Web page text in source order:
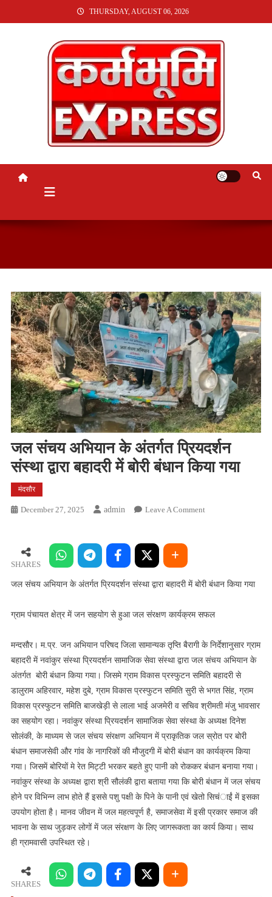
TO
THURSDAY, AUGUST 06, 2026
KARMABHUMI EXPRESS
जल संचय अभियान के अंतर्गत प्रियदर्शन
संस्था द्वारा बहादरी में बोरी बंधान किया गया
मंदसौर
December 27, 2025 Admin Leave A CommentOn
अंतर्गत
में
बोरी
बंधान
किया
गया
SHARES
जल संचय अभियान के अंतर्गत प्रियदर्शन संस्था द्वारा बहादरी में बोरी बंधान किया गया
ग्राम पंचायत क्षेत्र में जन सहयोग से हुआ जल संरक्षण कार्यक्रम सफल
मन्दसौर। म.प्र. जन अभियान परिषद जिला सामान्यक तृप्ति बैरागी के निर्देशानुसार ग्राम
बहादरी में नवांकुर संस्था प्रियदर्शन सामाजिक सेवा संस्था द्वारा जल संचय अभियान के
अंतर्गत बोरी बंधान किया गया। जिसमे ग्राम विकास प्रस्फुटन समिति बहादरी से
डालुराम अहिरवार, महेश दुबे, ग्राम विकास प्रस्फुटन समिति सुरी से भगत सिंह, ग्राम
विकास प्रस्फुटन समिति बाजखेड़ी से लाला भाई अजमेरी व सचिव श्रीमती मंजु भावसार
का सहयोग रहा। नवांकुर संस्था प्रियदर्शन सामाजिक सेवा संस्था के अध्यक्ष दिनेश
सोलंकी, के माध्यम से जल संचय संरक्षण अभियान में प्राकृतिक जल स्रोत पर बोरी
बंधान समाजसेवी और गांव के नागरिकों की मौजुदगी में बोरी बंधान का कार्यक्रम किया
गया। जिसमें बोरियों मे रेत मिट्टी भरकर बहते हुए पानी को रोककर बंधान बनाया गया।
नवांकुर संस्था के अध्यक्ष द्वारा श्री सौलंकी द्वारा बताया गया कि बोरी बंधान में जल संचय
होने पर विभिन्न लाभ होते हैं इससे पशु पक्षी के पिने के पानी एवं खेतो सिचंाईं में इसका
उपयोग होता है। मानव जीवन में जल महत्वपूर्ण है, समाजसेवा में इसी प्रकार समाज की
भावना के साथ जुड़कर लोगों में जल संरक्षण के लिए जागरूकता का कार्य किया। साथ
ही ग्रामवासी उपस्थित रहे।
SHARES